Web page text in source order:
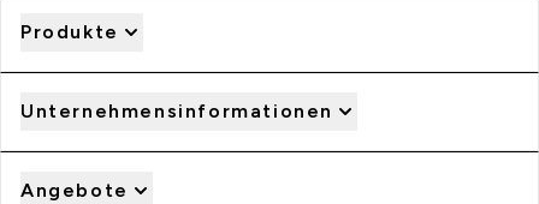
Produkte
Unternehmensinformationen
Angebote